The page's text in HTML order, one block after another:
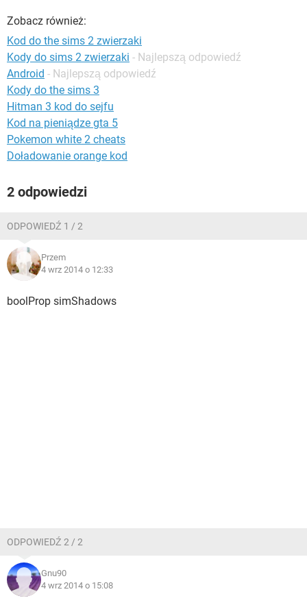
Zobacz również:
Kod do the sims 2 zwierzaki
Kody do sims 2 zwierzaki - Najlepszą odpowiedź
Android - Najlepszą odpowiedź
Kody do the sims 3
Hitman 3 kod do sejfu
Kod na pieniądze gta 5
Pokemon white 2 cheats
Doładowanie orange kod
2 odpowiedzi
ODPOWIEDŹ 1 / 2
Przem
4 wrz 2014 o 12:33
boolProp simShadows
ODPOWIEDŹ 2 / 2
Gnu90
4 wrz 2014 o 15:08